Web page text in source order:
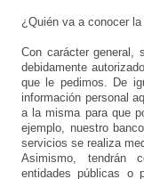
¿Quién va a conocer
Con carácter general,
debidamente
que le pedimos. De
información personal
a la misma para que
ejemplo, nuestro
servicios se realiza
Asimismo, tendrán
entidades públicas o